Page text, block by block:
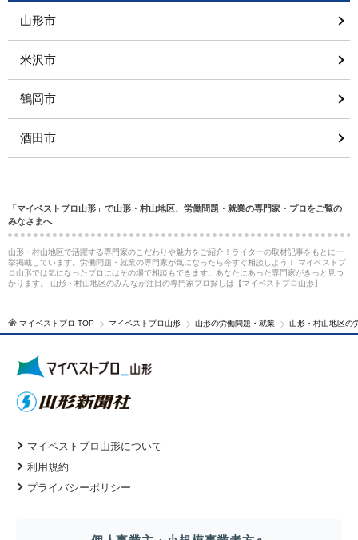
山形市
米沢市
鶴岡市
酒田市
「マイベストプロ山形」で山形・村山地区、労働問題・就業の専門家・プロをご覧の
みなさまへ
山形・村山地区で活躍する専門家のこだわりや魅力をご紹介！ライターの取材記事をもとに一
挙掲載しています。労働問題・就業の専門家が気になったら今すぐ相談しよう！ マイベストプ
ロ山形では気になったプロにはその場で相談もできます。あなたにあった専門家がきっと見つ
かります。 山形・村山地区のみんなが注目の専門家プロ探しは【マイベストプロ山形】
マイベストプロ TOP マイベストプロ山形 山形の労働問題・就業 山形・村山地区の
マイベストプロ山形について
利用規約
プライバシーポリシー